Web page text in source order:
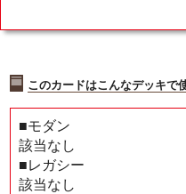
このカードはこんなデッキで
■モダン
該当なし
■レガシー
該当なし